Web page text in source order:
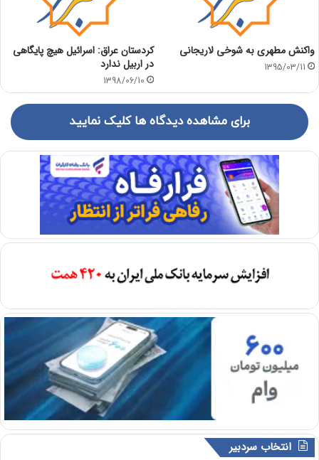
واکنش مطهری به شوخی لاریجانی
1395/03/11
کردستان عراق: اسرائیل هیچ پایگاهی
در اربیل ندارد
1398/06/10
برای مشاهده دیدگاه ها کلیک نمایید
انتخاب سردبیر